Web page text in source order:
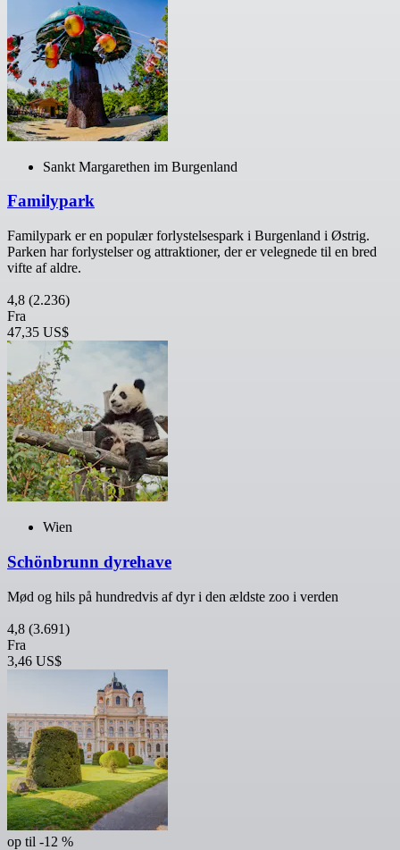
Sankt Margarethen im Burgenland
Familypark
Familypark er en populær forlystelsespark i Burgenland i Østrig.
Parken har forlystelser og attraktioner, der er velegnede til en bred
vifte af aldre.
4,8 (2.236)
Fra
47,35 US$
Wien
Schönbrunn dyrehave
Mød og hils på hundredvis af dyr i den ældste zoo i verden
4,8 (3.691)
Fra
3,46 US$
op til -12 %